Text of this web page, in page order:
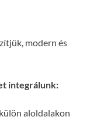
modern és
integrálunk:
aloldalakon